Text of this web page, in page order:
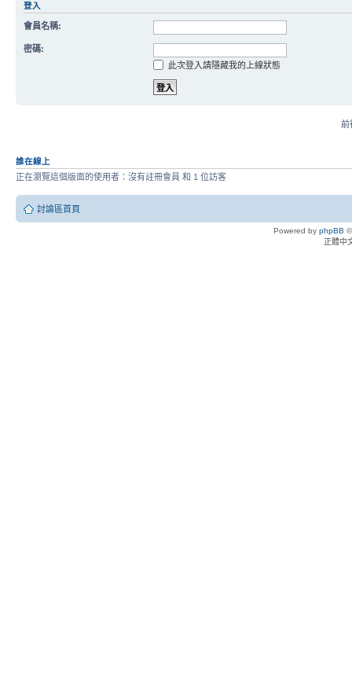
登入
會員名稱:
密碼:
此次登入請隱藏我的上線狀態
前
誰在線上
正在瀏覽這個版面的使用者：沒有註冊會員 和 1 位訪客
討論區首頁
Powered by phpBB
正體中